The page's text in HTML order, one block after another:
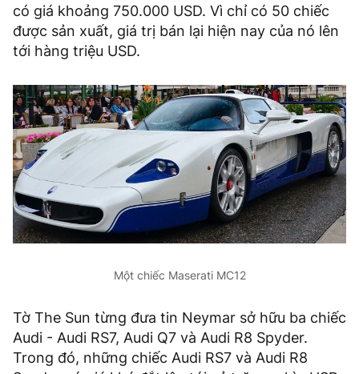
có giá khoảng 750.000 USD. Vì chỉ có 50 chiếc
được sản xuất, giá trị bán lại hiện nay của nó lên
tới hàng triệu USD.
Một chiếc Maserati MC12
Tờ The Sun từng đưa tin Neymar sở hữu ba chiếc
Audi - Audi RS7, Audi Q7 và Audi R8 Spyder.
Trong đó, những chiếc Audi RS7 và Audi R8